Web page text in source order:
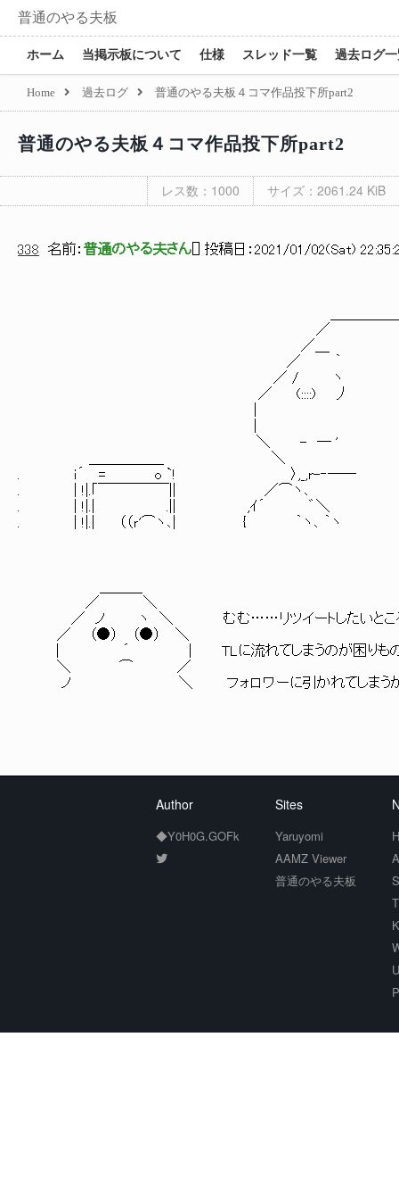
普通のやる夫板
ホーム 当掲示板について 仕様 スレッド一覧 過去ログ
Home 過去ログ 普通のやる夫板４コマ作品投下所part2
普通のやる夫板４コマ作品投下所part2
レス数：1000 サイズ：2061.24 KiB
338 名前： 普通のやる夫さん ] 投稿日： 2021/01/02(Sat)
／
／＿
／ ｀
／ / ヽ
／ (::::) 丿 ＼ ツイッタ
＼ - ― '
＿＿＿＿＿_ ＼ ／ 最高
. ｉ´ = o `! 〉,_,r-‐──
. | !|.｢￣￣￣￣￣|| ／⌒ヽ､
. | !|.| .|| ,ｲ´ ゛＼
. | !|.| （（ｒ'⌒ヽ､| { ｀ヽ､ ｀ヽ
／ ＼
／ ノ ヽ ＼ むむ……リツイートしたいところ
／ （●） （●） ＼
| ´ | TLに流れてしまうのが困りもの
＼ ⌒ ／
ノ ＼ フォロワーに引かれてしまうかも
Author
◆Y0H0G.GOFk
Sites
Yaruyomi
AAMZ Viewer
普通のやる夫板